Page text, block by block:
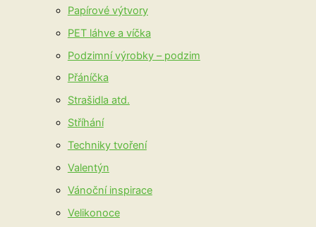
Papírové výtvory
PET láhve a víčka
Podzimní výrobky – podzim
Přáníčka
Strašidla atd.
Stříhání
Techniky tvoření
Valentýn
Vánoční inspirace
Velikonoce